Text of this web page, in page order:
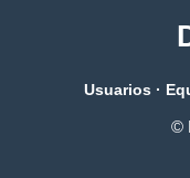
Usuarios ·
©